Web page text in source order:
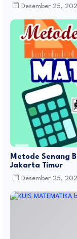
Desember 25,
Metode Senang
Jakarta Timur
Desember 25,